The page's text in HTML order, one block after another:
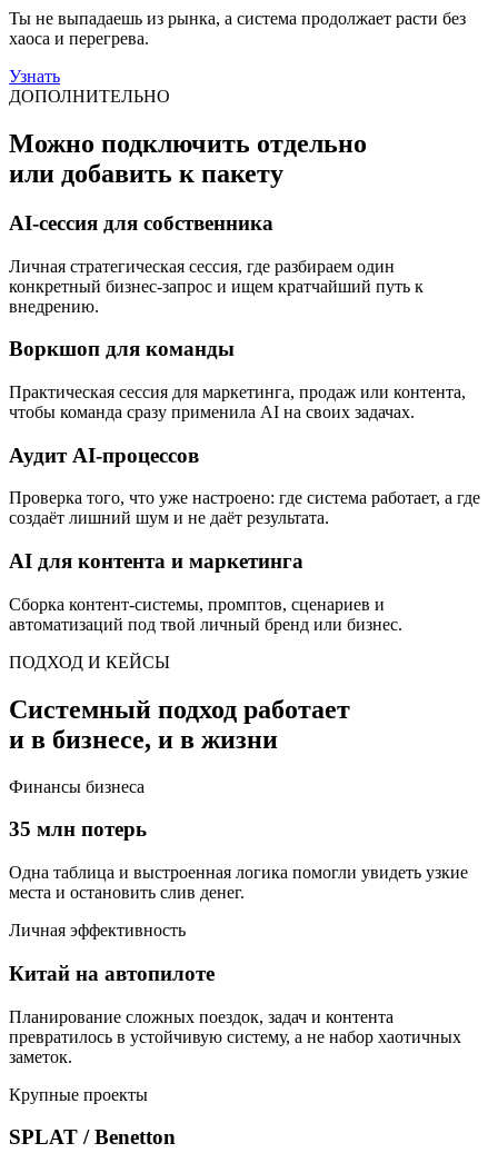
Ты не выпадаешь из рынка, а система продолжает расти без
хаоса и перегрева.
Узнать
ДОПОЛНИТЕЛЬНО
Можно подключить отдельно
или добавить к пакету
AI-сессия для собственника
Личная стратегическая сессия, где разбираем один
конкретный бизнес-запрос и ищем кратчайший путь к
внедрению.
Воркшоп для команды
Практическая сессия для маркетинга, продаж или контента,
чтобы команда сразу применила AI на своих задачах.
Аудит AI-процессов
Проверка того, что уже настроено: где система работает, а где
создаёт лишний шум и не даёт результата.
AI для контента и маркетинга
Сборка контент-системы, промптов, сценариев и
автоматизаций под твой личный бренд или бизнес.
ПОДХОД И КЕЙСЫ
Системный подход работает
и в бизнесе, и в жизни
Финансы бизнеса
35 млн потерь
Одна таблица и выстроенная логика помогли увидеть узкие
места и остановить слив денег.
Личная эффективность
Китай на автопилоте
Планирование сложных поездок, задач и контента
превратилось в устойчивую систему, а не набор хаотичных
заметок.
Крупные проекты
SPLAT / Benetton